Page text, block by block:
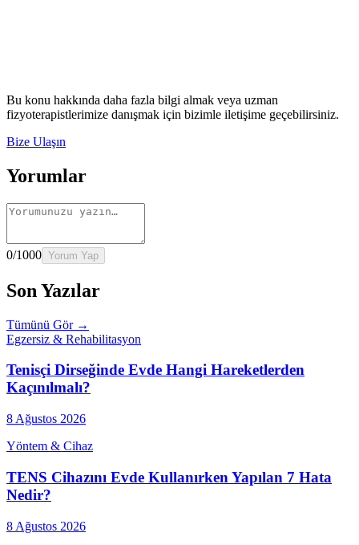
Bu konu hakkında daha fazla bilgi almak veya uzman
fizyoterapistlerimize danışmak için bizimle iletişime geçebilirsiniz.
Bize Ulaşın
Yorumlar
0/1000 Yorum Yap
Son Yazılar
Tümünü Gör →
Egzersiz & Rehabilitasyon
Tenisçi Dirseğinde Evde Hangi Hareketlerden
Kaçınılmalı?
8 Ağustos 2026
Yöntem & Cihaz
TENS Cihazını Evde Kullanırken Yapılan 7 Hata
Nedir?
8 Ağustos 2026